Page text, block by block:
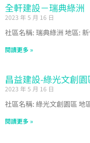
全軒建設－瑞典綠洲
2023 年 5 月 16 日
社區名稱: 瑞典綠洲 地區:
閱讀更多 »
昌益建設-綠光文創園
2023 年 5 月 16 日
社區名稱: 綠光文創園區 地
閱讀更多 »